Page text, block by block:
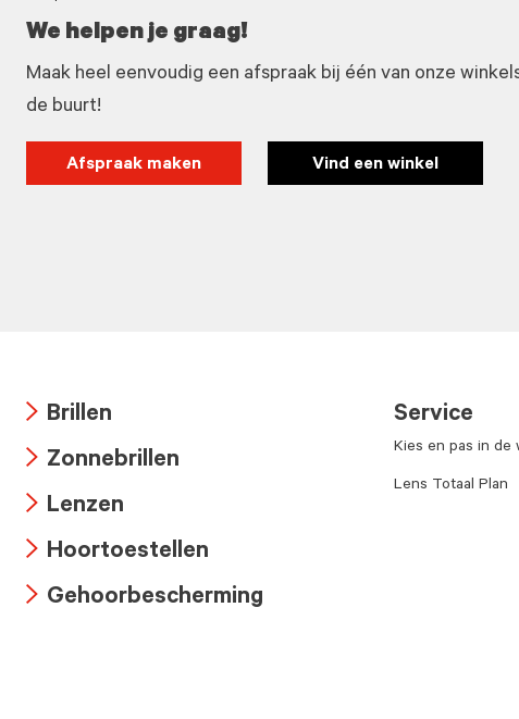
We helpen je graag!
Maak heel eenvoudig een afspraak bij één van onze
de buurt!
Afspraak maken Vind een winkel
icon
Brillen
icon
Zonnebrillen
icon
Lenzen
icon
Hoortoestellen
Gehoorbescherming
Service
Kies en pas in de
Lens Totaal Plan